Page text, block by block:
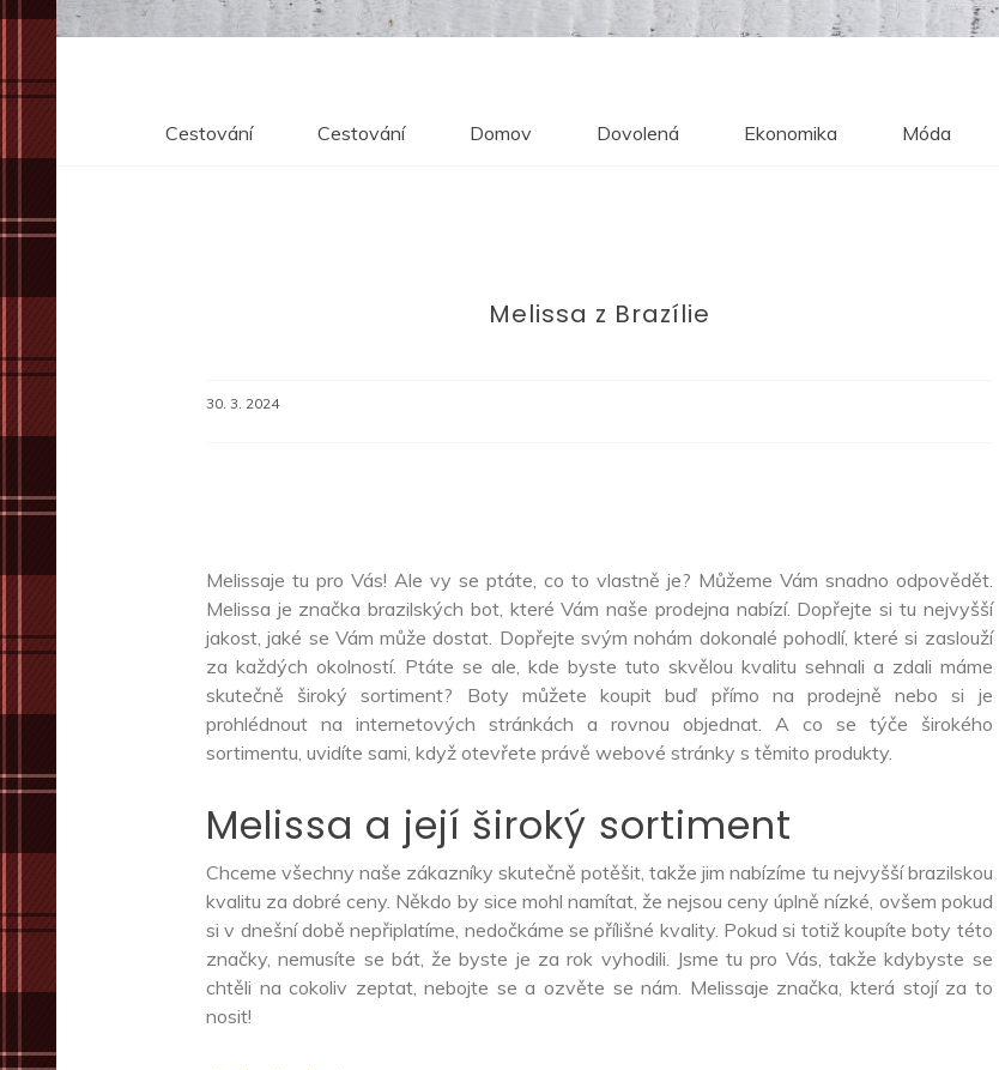
Cestování Cestování Domov Dovolená Ekonomika Móda
Melissa z Brazílie
30. 3. 2024
Melissaje tu pro Vás! Ale vy se ptáte, co to vlastně je? Můžeme Vám snadno odpovědět.
Melissa je značka brazilských bot, které Vám naše prodejna nabízí. Dopřejte si tu nejvyšší
jakost, jaké se Vám může dostat. Dopřejte svým nohám dokonalé pohodlí, které si zaslouží
za každých okolností. Ptáte se ale, kde byste tuto skvělou kvalitu sehnali a zdali máme
skutečně široký sortiment? Boty můžete koupit buď přímo na prodejně nebo si je
prohlédnout na internetových stránkách a rovnou objednat. A co se týče širokého
sortimentu, uvidíte sami, když otevřete právě webové stránky s těmito produkty.
Melissa a její široký sortiment
Chceme všechny naše zákazníky skutečně potěšit, takže jim nabízíme tu nejvyšší brazilskou
kvalitu za dobré ceny. Někdo by sice mohl namítat, že nejsou ceny úplně nízké, ovšem pokud
si v dnešní době nepřiplatíme, nedočkáme se přílišné kvality. Pokud si totiž koupíte boty této
značky, nemusíte se bát, že byste je za rok vyhodili. Jsme tu pro Vás, takže kdybyste se
chtěli na cokoliv zeptat, nebojte se a ozvěte se nám. Melissaje značka, která stojí za to
nosit!